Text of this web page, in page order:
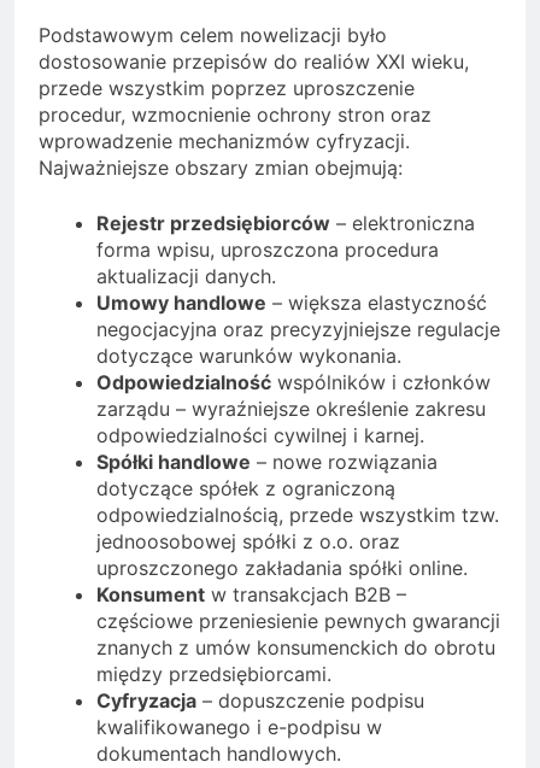
Podstawowym celem nowelizacji było
dostosowanie przepisów do realiów XXI wieku,
przede wszystkim poprzez uproszczenie
procedur, wzmocnienie ochrony stron oraz
wprowadzenie mechanizmów cyfryzacji.
Najważniejsze obszary zmian obejmują:
Rejestr przedsiębiorców – elektroniczna
forma wpisu, uproszczona procedura
aktualizacji danych.
Umowy handlowe – większa elastyczność
negocjacyjna oraz precyzyjniejsze regulacje
dotyczące warunków wykonania.
Odpowiedzialność wspólników i członków
zarządu – wyraźniejsze określenie zakresu
odpowiedzialności cywilnej i karnej.
Spółki handlowe – nowe rozwiązania
dotyczące spółek z ograniczoną
odpowiedzialnością, przede wszystkim tzw.
jednoosobowej spółki z o.o. oraz
uproszczonego zakładania spółki online.
Konsument w transakcjach B2B –
częściowe przeniesienie pewnych gwarancji
znanych z umów konsumenckich do obrotu
między przedsiębiorcami.
Cyfryzacja – dopuszczenie podpisu
kwalifikowanego i e-podpisu w
dokumentach handlowych.